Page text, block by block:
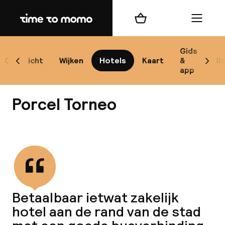
Home
Overzicht Wijken Hotels Kaart
Gids
&
app
Scroll naar links
Winkelmand Menu
Porcel Torneo
Betaalbaar ietwat zakelijk
hotel aan de rand van de stad